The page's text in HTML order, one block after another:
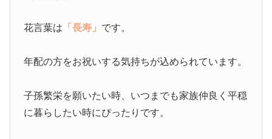
花言葉は 「長寿」 です。
年配の方をお祝いする気持ちが込められています。
子孫繁栄を願いたい時、いつまでも家族仲良く平穏
に暮らしたい時にぴったりです。